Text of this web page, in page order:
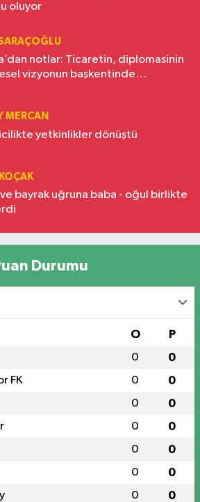
oluyor
notlar: Ticaretin, diplomasinin
vizyonun başkentinde
MERCAN
yetkinlikler dönüştü
bayrak uğruna baba - oğul birlikte
Durumu
O P
0 0
FK 0 0
0 0
0 0
0 0
0 0
0 0